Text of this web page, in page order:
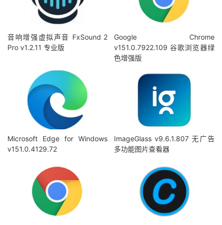
音响增强虚拟声音 FxSound 2
Pro v1.2.11 专业版
Google Chrome
v151.0.7922.109 谷歌浏览器绿
色增强版
Microsoft Edge for Windows
v151.0.4129.72
ImageGlass v9.6.1.807 无广告
多功能图片查看器